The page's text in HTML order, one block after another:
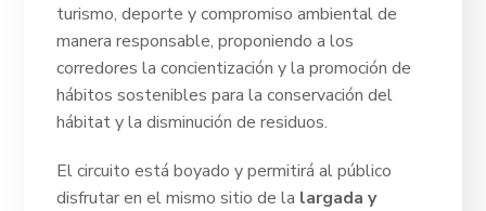
turismo, deporte y compromiso ambiental de
manera responsable, proponiendo a los
corredores la concientización y la promoción de
hábitos sostenibles para la conservación del
hábitat y la disminución de residuos.
El circuito está boyado y permitirá al público
disfrutar en el mismo sitio de la largada y